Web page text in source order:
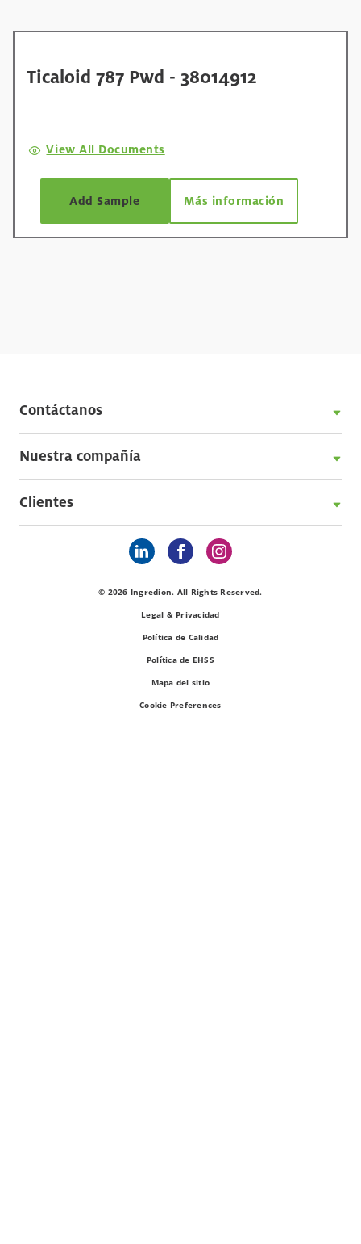
Ticaloid 787 Pwd - 38014912
View All Documents
Add Sample Más información
Contáctanos
Nuestra compañía
Clientes
© 2026 Ingredion. All Rights Reserved.
Legal & Privacidad
Política de Calidad
Política de EHSS
Mapa del sitio
Cookie Preferences